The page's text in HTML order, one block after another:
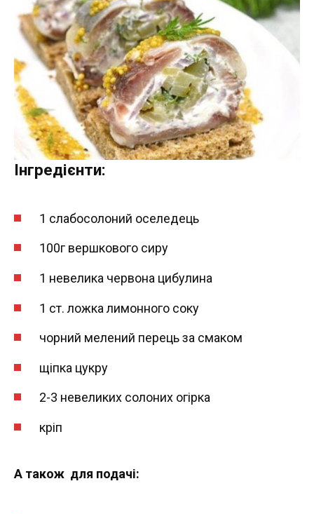
Інгредієнти:
1 слабосолоний оселедець
100г вершкового сиру
1 невелика червона цибулина
1 ст. ложка лимонного соку
чорний мелений перець за смаком
щіпка цукру
2-3 невеликих солоних огірка
кріп
А також для подачі: